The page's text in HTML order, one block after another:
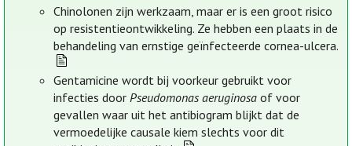
Chinolonen zijn werkzaam, maar er is een groot risico
op resistentieontwikkeling. Ze hebben een plaats in de
behandeling van ernstige geïnfecteerde cornea-ulcera.
Gentamicine wordt bij voorkeur gebruikt voor
infecties doorPseudomonas aeruginosa of voor
gevallen waar uit het antibiogram blijkt dat de
vermoedelijke causale kiem slechts voor dit